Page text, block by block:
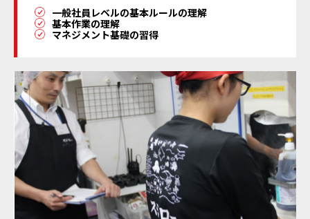
一般社員レベルの基本ルールの理解
基本作業の理解
マネジメント基礎の習得